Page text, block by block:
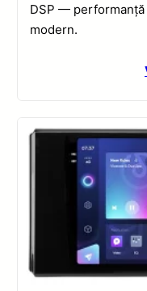
DSP —
modern.